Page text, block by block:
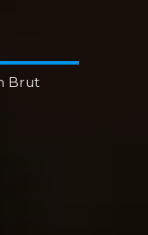
Brut